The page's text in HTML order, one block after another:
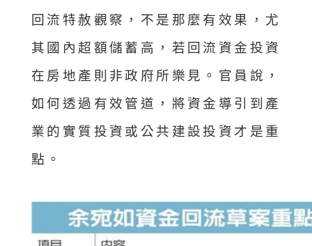
回流特赦觀察，不是那麼有效果，尤
其國內超額儲蓄高，若回流資金投資
在房地產則非政府所樂見。官員說，
如何透過有效管道，將資金導引到產
業的實質投資或公共建設投資才是重
點。